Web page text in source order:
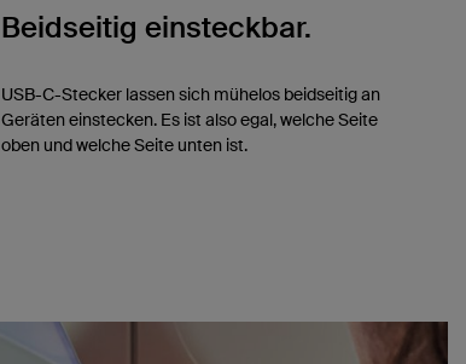
Beidseitig einsteckbar.
USB-C-Stecker lassen sich mühelos beidseitig an
Geräten einstecken. Es ist also egal, welche Seite
oben und welche Seite unten ist.